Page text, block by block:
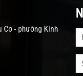
Cơ - phường Kinh